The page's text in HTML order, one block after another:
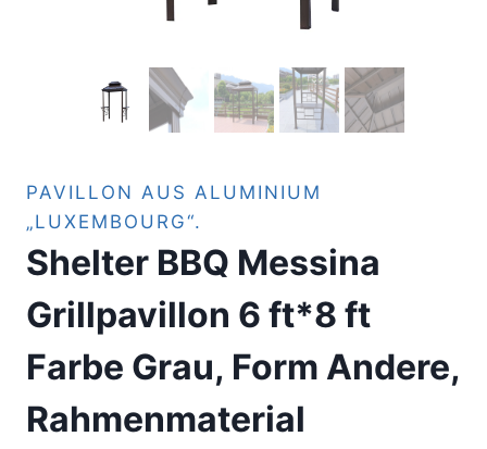
PAVILLON AUS ALUMINIUM
„LUXEMBOURG“.
Shelter BBQ Messina
Grillpavillon 6 ft*8 ft
Farbe Grau, Form Andere,
Rahmenmaterial